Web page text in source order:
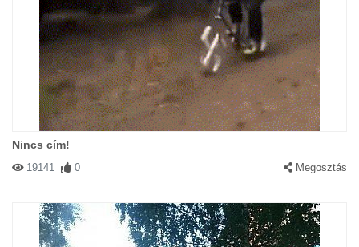
Nincs cím!
19141 0 Megosztás